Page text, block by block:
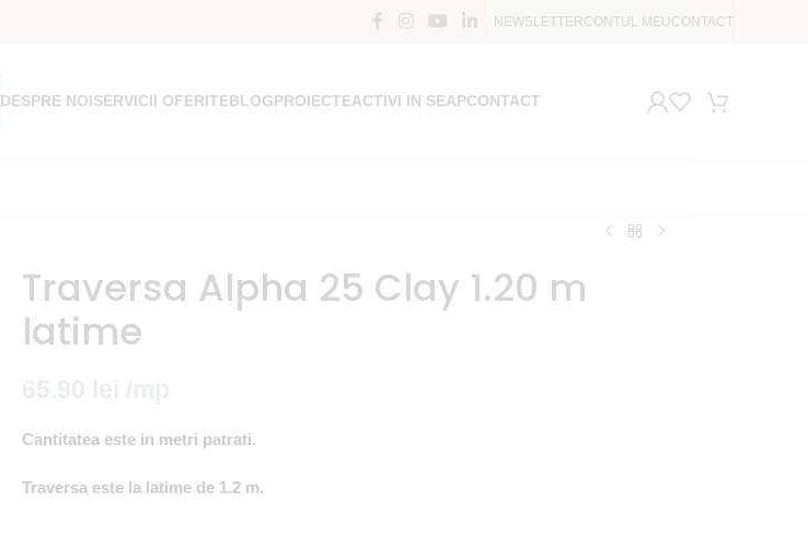
NEWSLETTERCONTUL MEUCONTACT
DESPRE NOISERVICII OFERITEBLOGPROIECTEACTIVI IN SEAPCONTACT
Traversa Alpha 25 Clay 1.20 m
latime
65.90 lei /mp
Cantitatea este in metri patrati.
Traversa este la latime de 1.2 m.